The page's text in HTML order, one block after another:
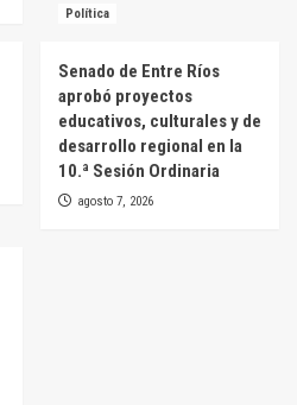
Política
Senado de Entre Ríos
aprobó proyectos
educativos, culturales y de
desarrollo regional en la
10.ª Sesión Ordinaria
agosto 7, 2026